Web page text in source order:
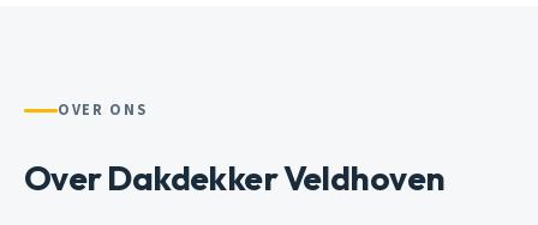
OVER ONS
Over Dakdekker Veldhoven